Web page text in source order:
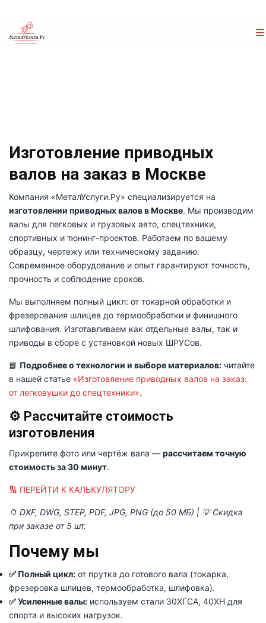
Изготовление приводных
валов на заказ в Москве
Компания «МеталУслуги.Ру» специализируется на
изготовлении приводных валов в Москве. Мы производим
валы для легковых и грузовых авто, спецтехники,
спортивных и тюнинг-проектов. Работаем по вашему
образцу, чертежу или техническому заданию.
Современное оборудование и опыт гарантируют точность,
прочность и соблюдение сроков.
Мы выполняем полный цикл: от токарной обработки и
фрезерования шлицев до термообработки и финишного
шлифования. Изготавливаем как отдельные валы, так и
приводы в сборе с установкой новых ШРУСов.
📘 Подробнее о технологии и выборе материалов: читайте
в нашей статье «Изготовление приводных валов на заказ:
от легковушки до спецтехники».
⚙️ Рассчитайте стоимость
изготовления
Прикрепите фото или чертёж вала — рассчитаем точную
стоимость за 30 минут.
🔢 ПЕРЕЙТИ К КАЛЬКУЛЯТОРУ
📁 DXF, DWG, STEP, PDF, JPG, PNG (до 50 МБ) | 💡 Скидка
при заказе от 5 шт.
Почему мы
✅ Полный цикл: от прутка до готового вала (токарка,
фрезеровка шлицев, термообработка, шлифовка).
✅ Усиленные валы: используем стали 30ХГСА, 40ХН для
спорта и высоких нагрузок.